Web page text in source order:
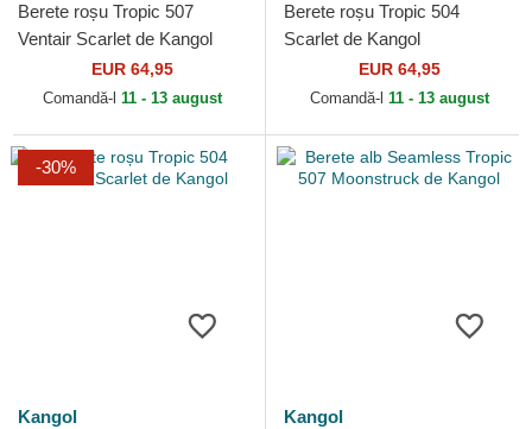
Berete roșu Tropic 507
Ventair Scarlet de Kangol
EUR 64,95
Comandă-l 11 - 13 august
Berete roșu Tropic 504
Scarlet de Kangol
EUR 64,95
Comandă-l 11 - 13 august
-30%
Kangol
Kangol